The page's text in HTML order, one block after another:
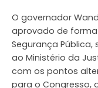
O governador
aprovado de
Segurança
ao Ministério da
com os pontos
para o Congresso,